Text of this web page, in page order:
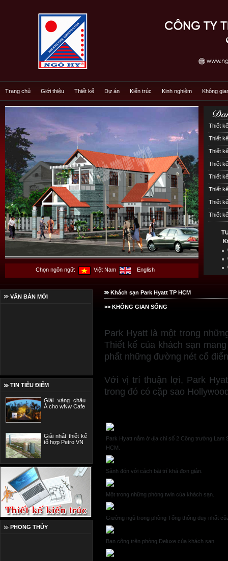
Trang chủ Giới thiệu Thiết kế Dự án Kiến trúc Kinh nghiệm Không
Chọn ngôn ngữ: Việt Nam English
Thiết
Thiết
Thiết
Thiết
Thiết
Thiết
Thiết
Thiết
VĂN BẢN MỚI
TIN TIÊU ĐIỂM
Giải vàng châu
Á cho wNw Cafe
Giải nhất thiết kế
tổ hợp Petro VN
PHONG THỦY
Khách sạn Park Hyatt TP HCM
>> KHÔNG GIAN SỐNG
Park Hyatt là một trong
Thiết kế của khách sạn
phất những đường nét cổ
Với vị trí thuận lợi, Park
trong đó có cặp sao
Park Hyatt nằm ở địa chỉ số 2 Công trường Lam
HCM.
Sảnh đón với cách bài trí khá đơn giản.
Một trong những phòng twin của khách sạn.
Giường ngủ trong phòng Tổng thống duy nhất
Ban công trên phòng Deluxe của khách sạn.